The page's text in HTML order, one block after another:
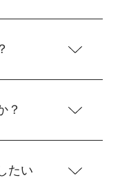
？
たい